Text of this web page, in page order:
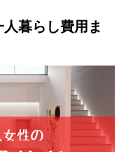
暮らし費用ま